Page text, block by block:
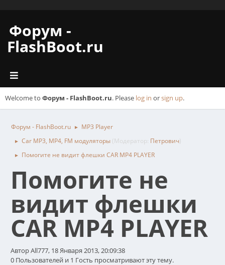
Форум -
FlashBoot.ru
Welcome to Форум - FlashBoot.ru. Please log in orsign up.
Форум - FlashBoot.ru ► MP3 Player
► Car MP3, MP4, FM модуляторы (Модератор: Петрович)
► Помогите не видит флешки CAR MP4 PLAYER
Помогите не
видит флешки
CAR MP4 PLAYER
Автор All777, 18 Января 2013, 20:09:38
0 Пользователей и 1 Гость просматривают эту тему.